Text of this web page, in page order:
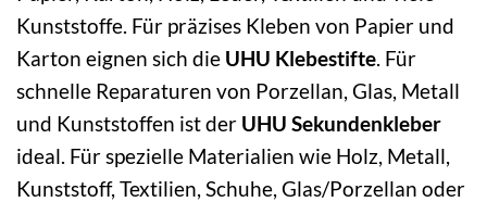
Kunststoffe. Für präzises Kleben von Papier und
Karton eignen sich die UHU Klebestifte. Für
schnelle Reparaturen von Porzellan, Glas, Metall
und Kunststoffen ist der UHU Sekundenkleber
ideal. Für spezielle Materialien wie Holz, Metall,
Kunststoff, Textilien, Schuhe, Glas/Porzellan oder